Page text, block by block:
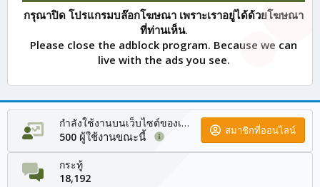
กรุณาปิด โปรแกรมบล๊อกโฆษณา เพราะเราอยู่ได้ด้วยโฆษณา
ที่ท่านเห็น.
Please close the adblock program. Because we can
live with the ads you see.
กำลังใช้งานบนเว็บไซต์ของเรา
500 ผู้ใช้งานขณะนี้ สมาชิกที่ออนไลน์
กระทู้
18,192